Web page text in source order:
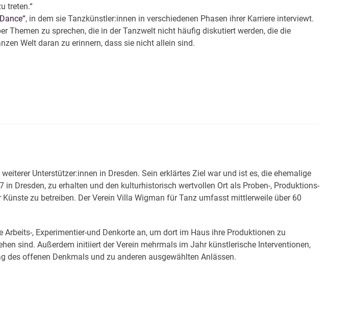
treten.“
, in dem sie Tanzkünstler:innen in verschiedenen Phasen ihrer Karriere interviewt.
Themen zu sprechen, die in der Tanzwelt nicht häufig diskutiert werden, die die
Welt daran zu erinnern, dass sie nicht allein sind.
Unterstützer:innen in Dresden. Sein erklärtes Ziel war und ist es, die ehemalige
Dresden, zu erhalten und den kulturhistorisch wertvollen Ort als Proben-, Produktions-
zu betreiben. Der Verein Villa Wigman für Tanz umfasst mittlerweile über 60
, Experimentier-und Denkorte an, um dort im Haus ihre Produktionen zu
sind. Außerdem initiiert der Verein mehrmals im Jahr künstlerische Interventionen,
offenen Denkmals und zu anderen ausgewählten Anlässen.